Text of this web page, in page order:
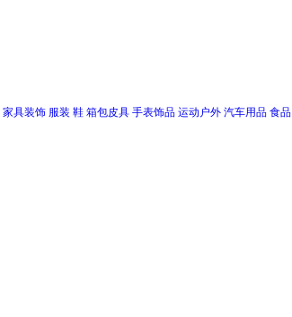
家具装饰 服装 鞋 箱包皮具 手表饰品 运动户外 汽车用品 食品